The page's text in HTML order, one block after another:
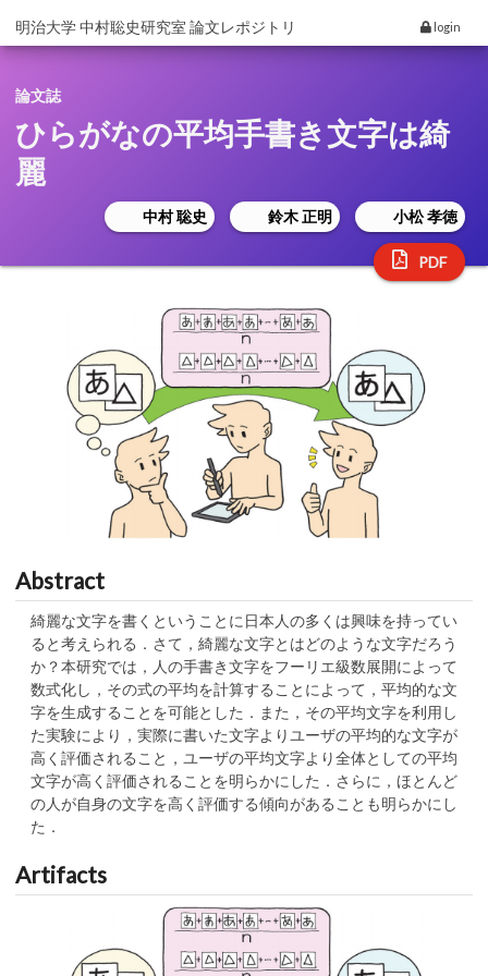
明治大学 中村聡史研究室 論文レポジトリ login
論文誌
ひらがなの平均手書き文字は綺
麗
中村 聡史 鈴木 正明 小松 孝徳
PDF
Abstract
綺麗な文字を書くということに日本人の多くは興味を持ってい
ると考えられる．さて，綺麗な文字とはどのような文字だろう
か？本研究では，人の手書き文字をフーリエ級数展開によって
数式化し，その式の平均を計算することによって，平均的な文
字を生成することを可能とした．また，その平均文字を利用し
た実験により，実際に書いた文字よりユーザの平均的な文字が
高く評価されること，ユーザの平均文字より全体としての平均
文字が高く評価されることを明らかにした．さらに，ほとんど
の人が自身の文字を高く評価する傾向があることも明らかにし
た．
Artifacts